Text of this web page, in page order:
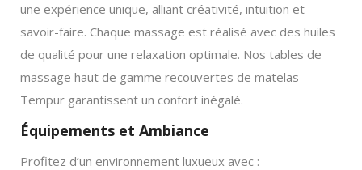
une expérience unique, alliant créativité, intuition et
savoir-faire. Chaque massage est réalisé avec des huiles
de qualité pour une relaxation optimale. Nos tables de
massage haut de gamme recouvertes de matelas
Tempur garantissent un confort inégalé.
Équipements et Ambiance
Profitez d’un environnement luxueux avec :